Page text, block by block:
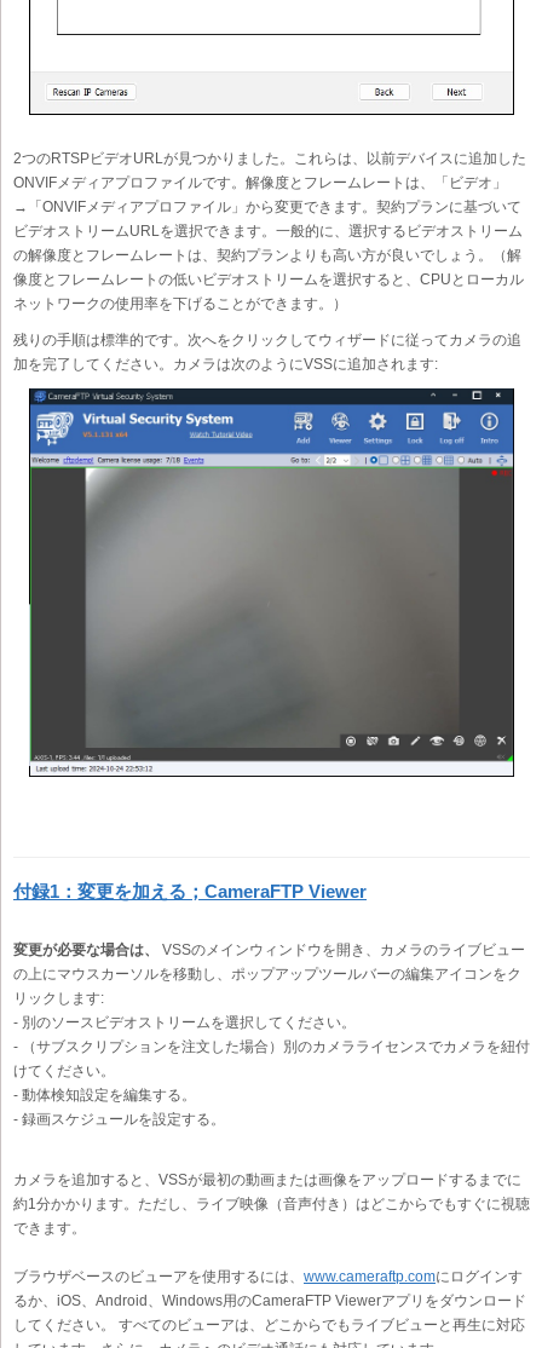
2つのRTSPビデオURLが見つかりました。これらは、以前デバイスに追加した
ONVIFメディアプロファイルです。解像度とフレームレートは、「ビデオ」
→「ONVIFメディアプロファイル」から変更できます。契約プランに基づいて
ビデオストリームURLを選択できます。一般的に、選択するビデオストリーム
の解像度とフレームレートは、契約プランよりも高い方が良いでしょう。（解
像度とフレームレートの低いビデオストリームを選択すると、CPUとローカル
ネットワークの使用率を下げることができます。）
残りの手順は標準的です。次へをクリックしてウィザードに従ってカメラの追
加を完了してください。カメラは次のようにVSSに追加されます:
付録1：変更を加える；CameraFTP Viewer
変更が必要な場合は、
VSSのメインウィンドウを開き、カメラのライブビュー
の上にマウスカーソルを移動し、ポップアップツールバーの編集アイコンをク
リックします:
- 別のソースビデオストリームを選択してください。
- （サブスクリプションを注文した場合）別のカメラライセンスでカメラを紐付
けてください。
- 動体検知設定を編集する。
- 録画スケジュールを設定する。
カメラを追加すると、VSSが最初の動画または画像をアップロードするまでに
約1分かかります。ただし、ライブ映像（音声付き）はどこからでもすぐに視聴
できます。
ブラウザベースのビューアを使用するには、 www.cameraftp.comにログインす
るか、iOS、Android、Windows用のCameraFTP Viewerアプリをダウンロード
してください。 すべてのビューアは、どこからでもライブビューと再生に対応